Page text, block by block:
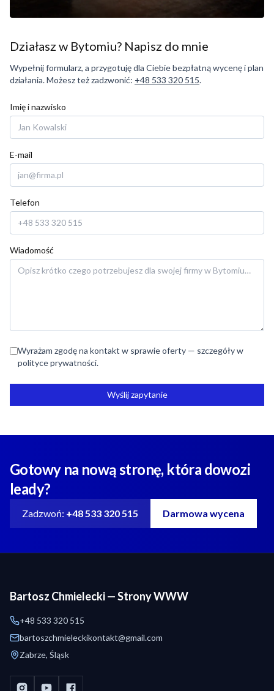
Działasz w Bytomiu? Napisz do mnie
Wypełnij formularz, a przygotuję dla Ciebie bezpłatną wycenę i plan
działania. Możesz też zadzwonić: +48 533 320 515.
Imię i nazwisko
E-mail
Telefon
Wiadomość
Wyrażam zgodę na kontakt w sprawie oferty — szczegóły w
polityce prywatności.
Wyślij zapytanie
Gotowy na nową stronę, która dowozi
leady?
Zadzwoń: +48 533 320 515 Darmowa wycena
Bartosz Chmielecki — Strony WWW
+48 533 320 515
bartoszchmieleckikontakt@gmail.com
Zabrze, Śląsk